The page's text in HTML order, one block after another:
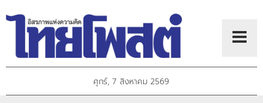
ศุกร์, 7 สิงหาคม 2569